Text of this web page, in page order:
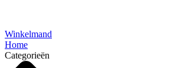
Winkelmand
Home
Categorieën